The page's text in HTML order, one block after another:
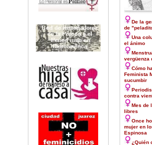
De la
de
Una
el ánimo
vergüenza
Cómo
Feminista
sucumbir
contra
Mes de
libres
Once
mujer en
Espinosa
¿Quién